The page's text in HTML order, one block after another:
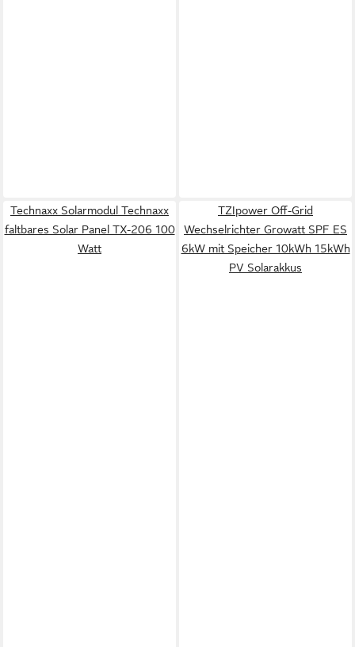
Technaxx Solarmodul Technaxx
faltbares Solar Panel TX-206 100
Watt
TZIpower Off-Grid
Wechselrichter Growatt SPF ES
6kW mit Speicher 10kWh 15kWh
PV Solarakkus